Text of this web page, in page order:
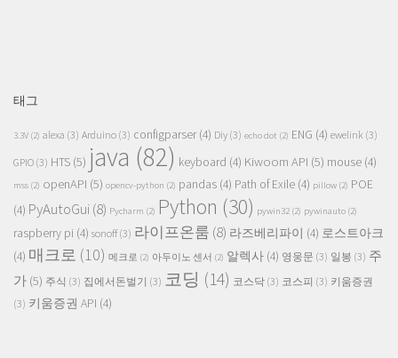
태그
3.3V (2) alexa (3) Arduino (3) configparser(4) Diy (3) echo dot (2) ENG (4) ewelink (3)
GPIO (3) HTS (5) java (82) keyboard (4) Kiwoom API (5) mouse (4)
mss (2) openAPI (5) opencv-python (2) pandas (4) Path of Exile (4) pillow (2) POE
(4) PyAutoGui(8) Pycharm (2) Python (30) pywin32 (2) pywinauto (2)
raspberry pi (4) sonoff(3) 라이프온룸 (8) 라즈베리파이 (4) 로스트아크
(4) 매크로 (10) 메크로 (2) 아두이노 센서 (2) 알렉사 (4) 영웅문 (3) 일봉 (3) 주
가 (5) 주식 (3) 집에서돈벌기 (3) 코딩 (14) 코스닥 (3) 코스피 (3) 키움증권
(3) 키움증권 API (4)